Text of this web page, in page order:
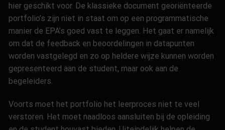
hier geschikt voor. De klassieke document georiënteerde
portfolio’s zijn niet in staat om op een programmatische
manier de EPA’s goed vast te leggen. Het gaat er namelijk
om dat de feedback en beoordelingen in datapunten
worden vastgelegd en zo op heldere wijze kunnen worden
gepresenteerd aan de student, maar ook aan de
begeleiders.
Voorts moet het portfolio het leerproces niet te veel
verstoren. Het moet naadloos aansluiten bij de opleiding